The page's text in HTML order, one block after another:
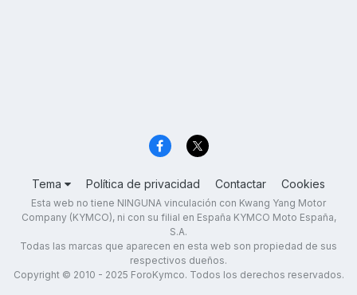
Tema Política de privacidad Contactar Cookies
Esta web no tiene NINGUNA vinculación con Kwang Yang Motor
Company (KYMCO), ni con su filial en España KYMCO Moto España,
S.A.
Todas las marcas que aparecen en esta web son propiedad de sus
respectivos dueños.
Copyright © 2010 - 2025 ForoKymco. Todos los derechos reservados.